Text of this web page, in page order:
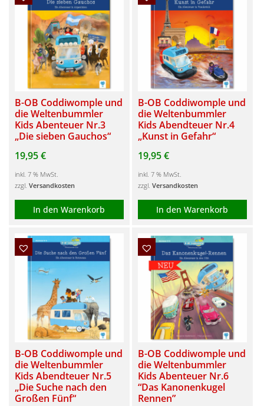
B-OB Coddiwomple und
die Weltenbummler
Kids Abenteuer Nr.3
„Die sieben Gauchos“
19,95€
inkl. 7 % MwSt.
zzgl. Versandkosten
In den Warenkorb
B-OB Coddiwomple und
die Weltenbummler
Kids Abendteuer Nr.4
„Kunst in Gefahr“
19,95€
inkl. 7 % MwSt.
zzgl. Versandkosten
In den Warenkorb
B-OB Coddiwomple und
die Weltenbummler
Kids Abendteuer Nr.5
„Die Suche nach den
Großen Fünf“
B-OB Coddiwomple und
die Weltenbummler
Kids Abenteuer Nr.6
“Das Kanonenkugel
Rennen”